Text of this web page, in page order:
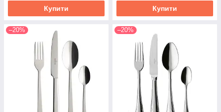
Купити Купити
–20% –20%